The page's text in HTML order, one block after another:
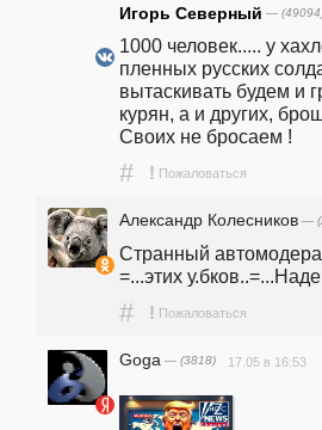
Игорь Северный —
1000 человек..... у
пленных русских
вытаскивать будем и
курян, а и других,
Своих не бросаем !
# ! Пожаловаться
Александр Колесников —
Странный
=...этих
# ! Пожаловаться
Goga — (3818) 17.05 в 16:53